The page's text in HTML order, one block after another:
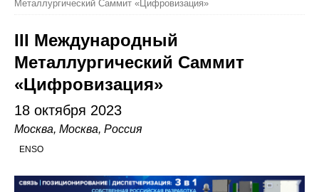
Металлургический Саммит «Цифровизация»
III Международный
Металлургический Саммит
«Цифровизация»
18 октября 2023
Москва, Москва, Россия
ENSO